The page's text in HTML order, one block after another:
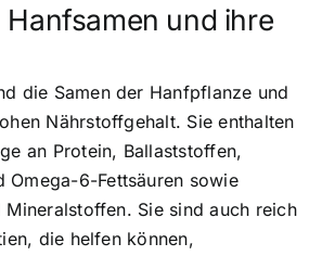
Hanfsamen und ihre
die Samen der Hanfpflanze und
Nährstoffgehalt. Sie enthalten
an Protein, Ballaststoffen,
Omega-6-Fettsäuren sowie
Mineralstoffen. Sie sind auch reich
die helfen können,